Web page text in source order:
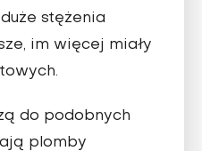
stężenia
im więcej miały
do podobnych
plomby